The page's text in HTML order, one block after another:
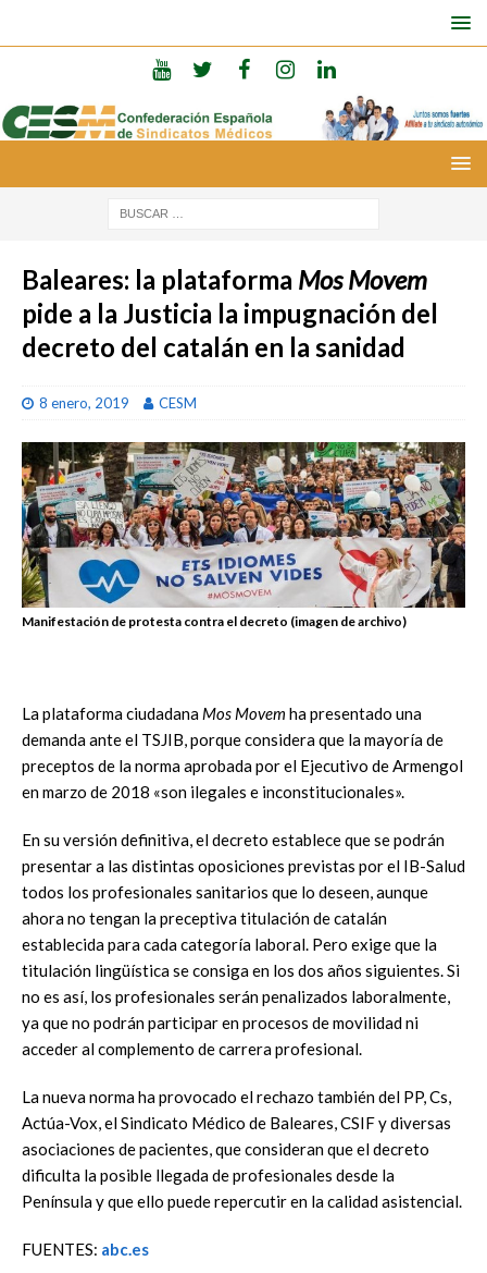
Baleares: la plataforma Mos Movem
pide a la Justicia la impugnación del
decreto del catalán en la sanidad
8 enero, 2019 CESM
Manifestación de protesta contra el decreto (imagen de archivo)
La plataforma ciudadana Mos Movem ha presentado una
demanda ante el TSJIB, porque considera que la mayoría de
preceptos de la norma aprobada por el Ejecutivo de Armengol
en marzo de 2018 «son ilegales e inconstitucionales».
En su versión definitiva, el decreto establece que se podrán
presentar a las distintas oposiciones previstas por el IB-Salud
todos los profesionales sanitarios que lo deseen, aunque
ahora no tengan la preceptiva titulación de catalán
establecida para cada categoría laboral. Pero exige que la
titulación lingüística se consiga en los dos años siguientes. Si
no es así, los profesionales serán penalizados laboralmente,
ya que no podrán participar en procesos de movilidad ni
acceder al complemento de carrera profesional.
La nueva norma ha provocado el rechazo también del PP, Cs,
Actúa-Vox, el Sindicato Médico de Baleares, CSIF y diversas
asociaciones de pacientes, que consideran que el decreto
dificulta la posible llegada de profesionales desde la
Península y que ello puede repercutir en la calidad asistencial.
FUENTES: abc.es